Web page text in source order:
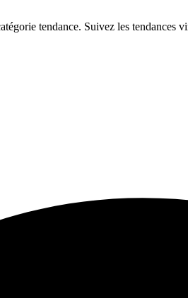
tendance. Suivez les